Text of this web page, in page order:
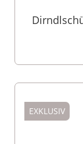
EXKLUSIV